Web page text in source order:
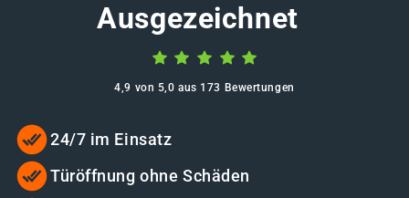
Ausgezeichnet
4,9 von 5,0 aus 173 Bewertungen
24/7 im Einsatz
Türöffnung ohne Schäden